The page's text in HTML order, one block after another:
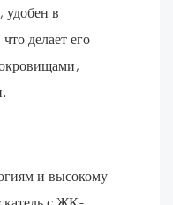
удобен в
делает его
и высокому